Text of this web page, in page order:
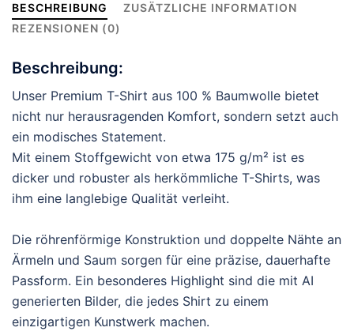
BESCHREIBUNG
ZUSÄTZLICHE INFORMATION
REZENSIONEN (0)
Beschreibung:
Unser Premium T-Shirt aus 100 % Baumwolle bietet
nicht nur herausragenden Komfort, sondern setzt auch
ein modisches Statement.
Mit einem Stoffgewicht von etwa 175 g/m² ist es
dicker und robuster als herkömmliche T-Shirts, was
ihm eine langlebige Qualität verleiht.
Die röhrenförmige Konstruktion und doppelte Nähte an
Ärmeln und Saum sorgen für eine präzise, dauerhafte
Passform. Ein besonderes Highlight sind die mit AI
generierten Bilder, die jedes Shirt zu einem
einzigartigen Kunstwerk machen.